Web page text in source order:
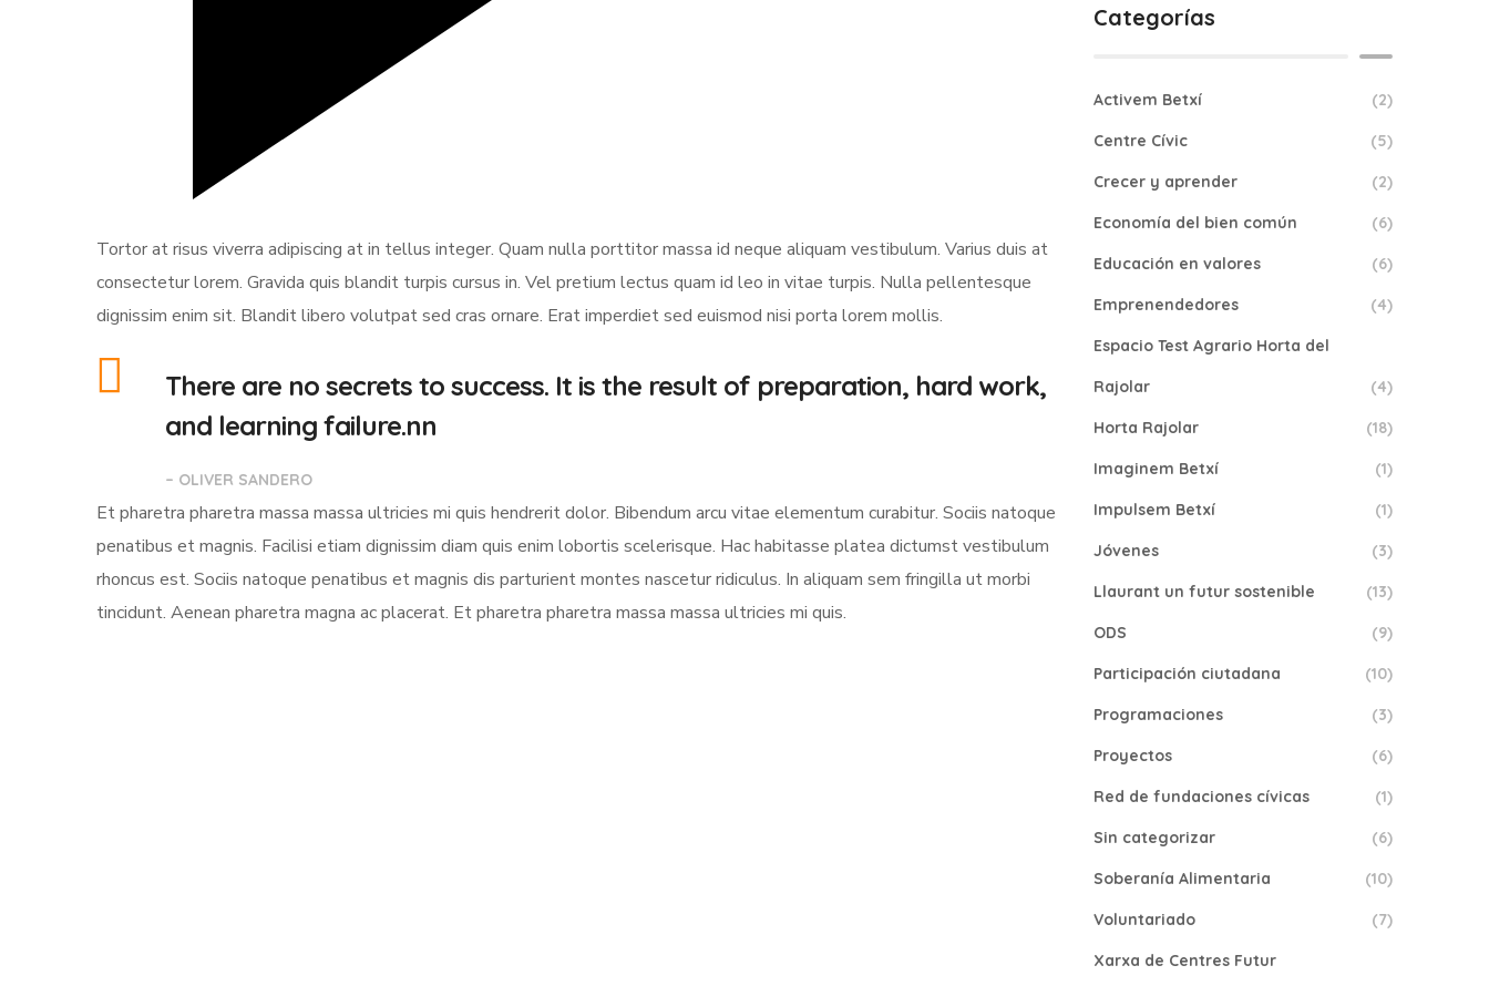
Tortor at risus viverra adipiscing at in tellus integer. Quam nulla porttitor massa id neque aliquam vestibulum. Varius duis at
consectetur lorem. Gravida quis blandit turpis cursus in. Vel pretium lectus quam id leo in vitae turpis. Nulla pellentesque
dignissim enim sit. Blandit libero volutpat sed cras ornare. Erat imperdiet sed euismod nisi porta lorem mollis.
There are no secrets to success. It is the result of preparation, hard work,
and learning failure.nn
– OLIVER SANDERO
Et pharetra pharetra massa massa ultricies mi quis hendrerit dolor. Bibendum arcu vitae elementum curabitur. Sociis natoque
penatibus et magnis. Facilisi etiam dignissim diam quis enim lobortis scelerisque. Hac habitasse platea dictumst vestibulum
rhoncus est. Sociis natoque penatibus et magnis dis parturient montes nascetur ridiculus. In aliquam sem fringilla ut morbi
tincidunt. Aenean pharetra magna ac placerat. Et pharetra pharetra massa massa ultricies mi quis.
Categorías
Activem Betxí (2)
Centre Cívic (5)
Crecer y aprender (2)
Economía del bien común (6)
Educación en valores (6)
Emprenendedores (4)
Espacio Test Agrario Horta del
Rajolar (4)
Horta Rajolar (18)
Imaginem Betxí (1)
Impulsem Betxí (1)
Jóvenes (3)
Llaurant un futur sostenible (13)
ODS (9)
Participación ciutadana (10)
Programaciones (3)
Proyectos (6)
Red de fundaciones cívicas (1)
Sin categorizar (6)
Soberanía Alimentaria (10)
Voluntariado (7)
Xarxa de Centres Futur